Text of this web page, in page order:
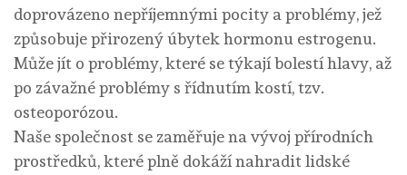
doprovázeno nepříjemnými pocity a problémy, jež
způsobuje přirozený úbytek hormonu estrogenu.
Může jít o problémy, které se týkají bolestí hlavy, až
po závažné problémy s řídnutím kostí, tzv.
osteoporózou.
Naše společnost se zaměřuje na vývoj přírodních
prostředků, které plně dokáží nahradit lidské